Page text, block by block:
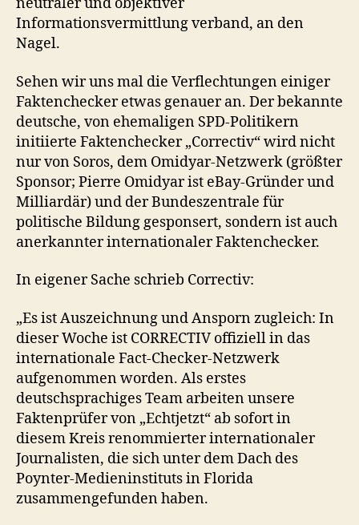
neutraler und objektiver
Informationsvermittlung verband, an den
Nagel.
Sehen wir uns mal die Verflechtungen einiger
Faktenchecker etwas genauer an. Der bekannte
deutsche, von ehemaligen SPD-Politikern
initiierte Faktenchecker „Correctiv“ wird nicht
nur von Soros, dem Omidyar-Netzwerk (größter
Sponsor; Pierre Omidyar ist eBay-Gründer und
Milliardär) und der Bundeszentrale für
politische Bildung gesponsert, sondern ist auch
anerkannter internationaler Faktenchecker.
In eigener Sache schrieb Correctiv:
„Es ist Auszeichnung und Ansporn zugleich: In
dieser Woche ist CORRECTIV offiziell in das
internationale Fact-Checker-Netzwerk
aufgenommen worden. Als erstes
deutschsprachiges Team arbeiten unsere
Faktenprüfer von „Echtjetzt“ ab sofort in
diesem Kreis renommierter internationaler
Journalisten, die sich unter dem Dach des
Poynter-Medieninstituts in Florida
zusammengefunden haben.